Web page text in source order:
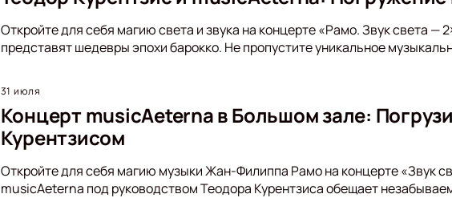
Откройте для себя магию света и звука на концерте «Рамо. Звук света —
представят шедевры эпохи барокко. Не пропустите уникальное
31 июля
Концерт musicAeterna в Большом зале:
Курентзисом
Откройте для себя магию музыки Жан-Филиппа Рамо на концерте «Звук
musicAeterna под руководством Теодора Курентзиса обещает